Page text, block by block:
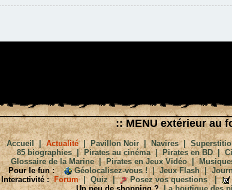
:: MENU extérieur au
Accueil|Actualité|Pavillon Noir|Navires|
85 biographies| Pirates au cinéma|Pirates en BD|
Glossaire de la Marine|Pirates en Jeux Vidéo|
Pour le fun :
Géolocalisez-vous !|Jeux Flash|
Interactivité : Forum| Quiz| Posez vos questions|